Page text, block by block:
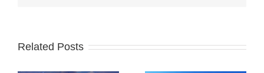
Related Posts